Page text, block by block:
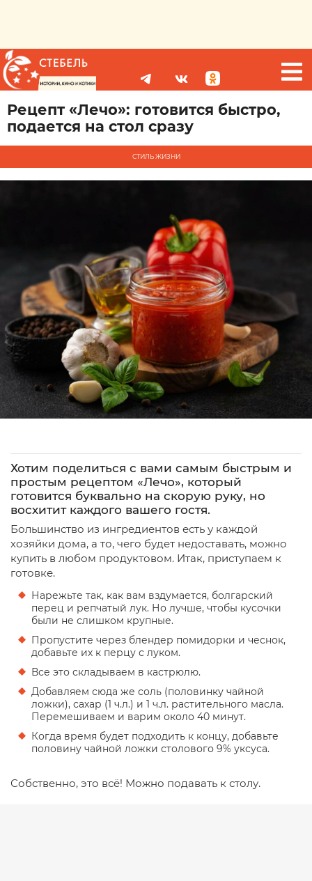
Рецепт «Лечо»: готовится быстро,
подается на стол сразу
СТИЛЬ ЖИЗНИ
Хотим поделиться с вами самым быстрым и
простым рецептом «Лечо», который
готовится буквально на скорую руку, но
восхитит каждого вашего гостя.
Большинство из ингредиентов есть у каждой
хозяйки дома, а то, чего будет недоставать, можно
купить в любом продуктовом. Итак, приступаем к
готовке.
Нарежьте так, как вам вздумается, болгарский
перец и репчатый лук. Но лучше, чтобы кусочки
были не слишком крупные.
Пропустите через блендер помидорки и чеснок,
добавьте их к перцу с луком.
Все это складываем в кастрюлю.
Добавляем сюда же соль (половинку чайной
ложки), сахар (1 ч.л.) и 1 ч.л. растительного масла.
Перемешиваем и варим около 40 минут.
Когда время будет подходить к концу, добавьте
половину чайной ложки столового 9% уксуса.
Собственно, это всё! Можно подавать к столу.